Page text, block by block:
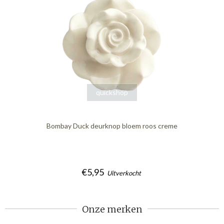
quickshop
Bombay Duck deurknop bloem roos creme
€5,95 Uitverkocht
Onze merken